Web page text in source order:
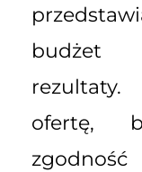
budżet
ofertę,